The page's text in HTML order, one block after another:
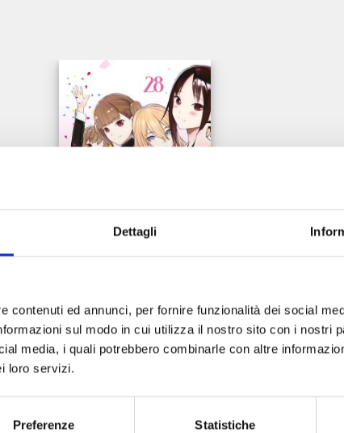
Dettagli
contenuti ed annunci, per fornire funzionalità dei social
sul modo in cui utilizza il nostro sito con i nostri
media, i quali potrebbero combinarle con altre
loro servizi.
Preferenze Statistiche
03/12/2024
€ 6,50